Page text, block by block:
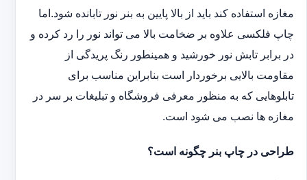
مغازه استفاده کند باید از بالا پایین به بنر نور تابانده شود.اما
چاپ فلکسی علاوه بر ضخامت بالا می تواند نور را رد کرده و
در برابر تابش نور خورشید و همینطور رنگ پریدگی از
مقاومت بالایی برخوردار است بنابراین مناسب برای
تابلوهایی که به منظور معرفی فروشگاه و تبلیغات بر سر در
مغازه ها نصب می شود است.
طراحی در چاپ بنر چگونه است؟